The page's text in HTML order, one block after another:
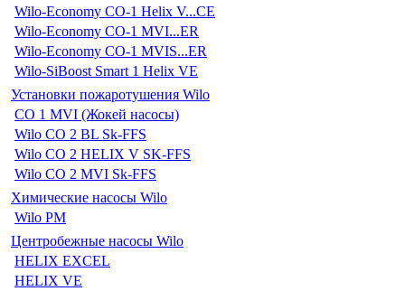
Wilo-Economy CO-1 Helix V...CE
Wilo-Economy CO-1 MVI...ER
Wilo-Economy CO-1 MVIS...ER
Wilo-SiBoost Smart 1 Helix VE
Установки пожаротушения Wilo
CO 1 MVI (Жокей насосы)
Wilo CO 2 BL Sk-FFS
Wilo CO 2 HELIX V SK-FFS
Wilo CO 2 MVI Sk-FFS
Химические насосы Wilo
Wilo PM
Центробежные насосы Wilo
HELIX EXCEL
HELIX VE